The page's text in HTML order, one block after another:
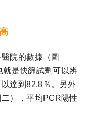
院的數據（圖
是快篩試劑可以辨
達到82.8％。另外
），平均PCR陽性